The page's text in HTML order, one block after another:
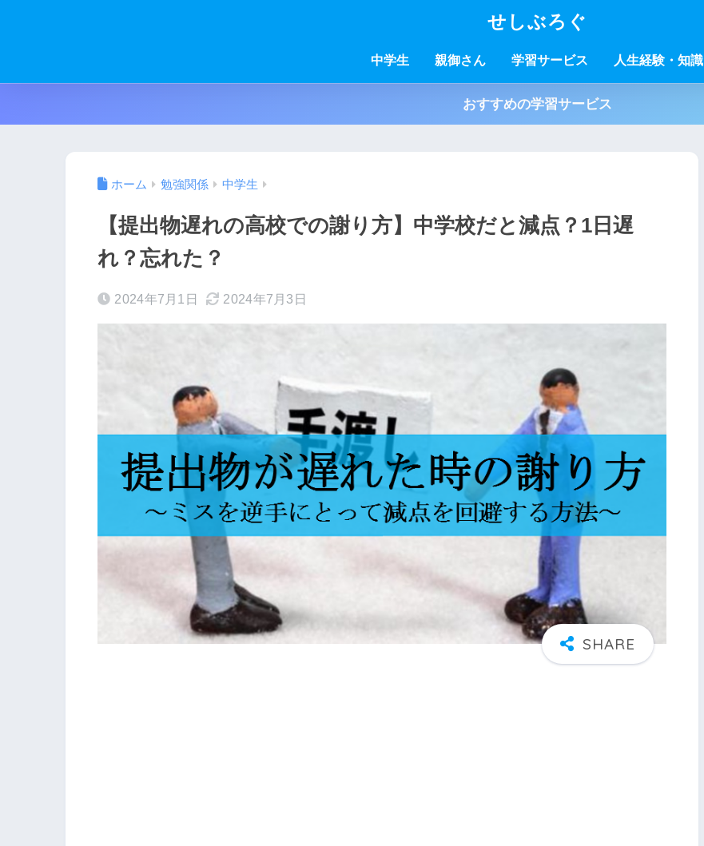
せしぶろぐ
中学生 親御さん 学習サービス 人生経験・知識
おすすめの学習サービス
ホーム 勉強関係 中学生
【提出物遅れの高校での謝り方】中学校だと減点？1日遅
れ？忘れた？
2024年7月1日 2024年7月3日